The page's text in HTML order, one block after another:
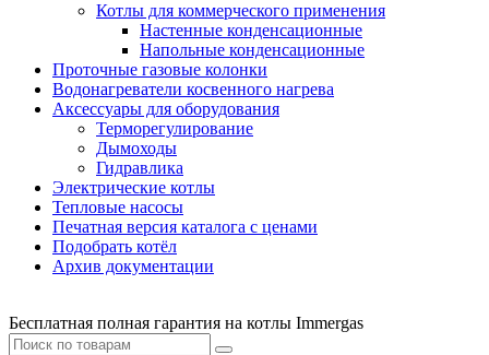
Котлы для коммерческого применения
Настенные конденсационные
Напольные конденсационные
Проточные газовые колонки
Водонагреватели косвенного нагрева
Аксессуары для оборудования
Терморегулирование
Дымоходы
Гидравлика
Электрические котлы
Тепловые насосы
Печатная версия каталога с ценами
Подобрать котёл
Архив документации
Бесплатная полная гарантия на котлы Immergas